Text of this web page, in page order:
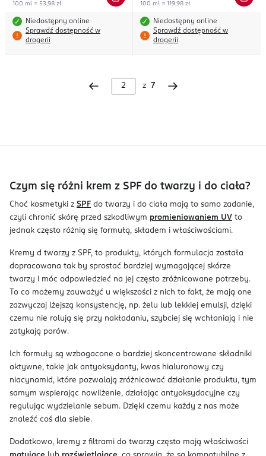
100 ml = 53,98 zł
Niedostępny online
Sprawdź dostępność w
drogerii
100 ml = 119,98 zł
Niedostępny online
Sprawdź dostępność w
drogerii
z 7
Czym się różni krem z SPF do twarzy i do ciała?
Choć kosmetyki z SPF do twarzy i do ciała mają to samo zadanie,
czyli chronić skórę przed szkodliwym promieniowaniem UV to
jednak często różnią się formułą, składem i właściwościami.
Kremy d twarzy z SPF, to produkty, których formulacja została
dopracowana tak by sprostać bardziej wymagającej skórze
twarzy i móc odpowiedzieć na jej często zróżnicowane potrzeby.
To co możemy zauważyć u większości z nich to fakt, że mają one
zazwyczaj lżejszą konsystencję, np. żelu lub lekkiej emulsji, dzięki
czemu nie rolują się przy nakładaniu, szybciej się wchłaniają i nie
zatykają porów.
Ich formuły są wzbogacone o bardziej skoncentrowane składniki
aktywne, takie jak antyoksydanty, kwas hialuronowy czy
niacynamid, które pozwalają zróżnicować działanie produktu, tym
samym wspierając nawilżenie, działając antyoksydacyjne czy
regulując wydzielanie sebum. Dzięki czemu każdy z nas może
znaleźć coś dla siebie.
Dodatkowo, kremy z filtrami do twarzy często mają właściwości